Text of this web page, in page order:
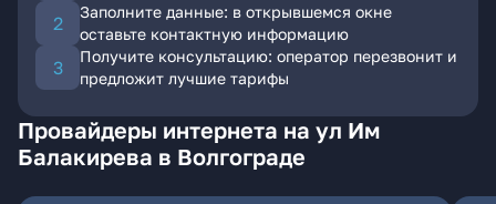
Заполните данные: в открывшемся окне
оставьте контактную информацию
Получите консультацию: оператор перезвонит и
предложит лучшие тарифы
Провайдеры интернета на ул Им
Балакирева в Волгограде